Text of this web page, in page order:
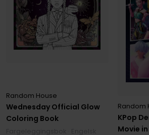
Wednesday Official Glow
Coloring Book
Random House
KPop
Movie
Random